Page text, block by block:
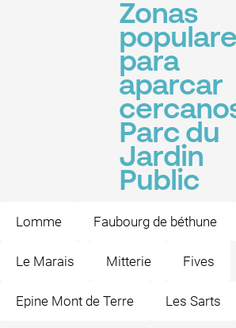
Zonas
para
aparcar
Parc du
Jardin
Public
Lomme Faubourg de béthune
Le Marais Mitterie Fives
Epine Mont de Terre Les Sarts